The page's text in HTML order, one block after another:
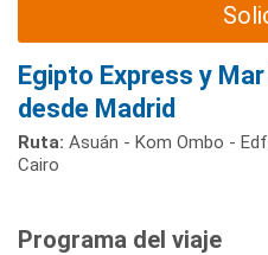
Egipto Express y
desde Madrid
Ruta: Asuán - Kom Ombo -
Cairo
Programa del viaje